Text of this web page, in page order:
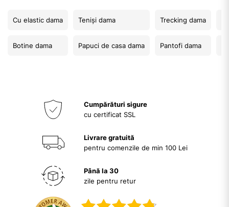
Cu elastic dama
Botine dama
Teniși dama
Papuci de casa dama
Trecking dama
Pantofi dama
Cumpărături sigure
cu certificat SSL
Livrare gratuită
pentru comenzile de min 100 Lei
Până la 30
zile pentru retur